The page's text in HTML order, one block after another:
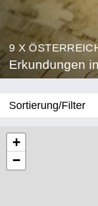
9 X
Erkundungen
Sortierung/Filter
+
−